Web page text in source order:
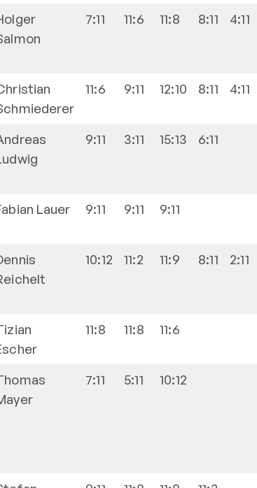
7:11 11:6 11:8 8:11 4:11
11:6 9:11 12:10 8:11 4:11
9:11 3:11 15:13 6:11
Lauer 9:11 9:11 9:11
10:12 11:2 11:9 8:11 2:11
11:8 11:8 11:6
7:11 5:11 10:12